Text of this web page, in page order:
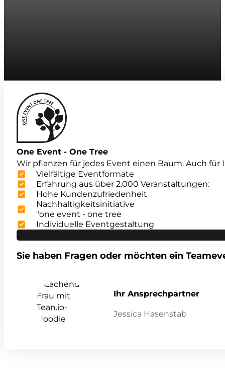
One Event - One Tree
Wir pflanzen für jedes Event einen Baum. Auch für
Vielfältige Eventformate
Erfahrung aus über 2.000 Veranstaltungen:
Hohe Kundenzufriedenheit
Nachhaltigkeitsinitiative
"one event - one tree
Individuelle Eventgestaltung
Sie haben Fragen oder möchten ein
Ihr Ansprechpartner
Jessica Hasenstab